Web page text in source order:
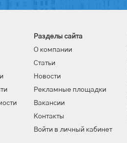
Разделы сайта
О компании
Статьи
Новости
Рекламные площадки
Вакансии
Контакты
Войти в личный кабинет